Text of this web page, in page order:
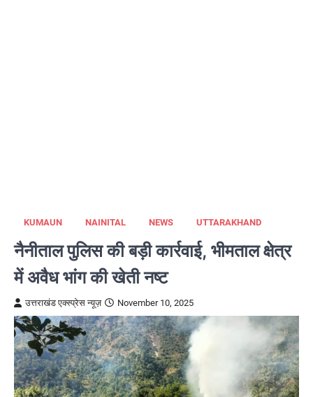
KUMAUN NAINITAL NEWS UTTARAKHAND
नैनीताल पुलिस की बड़ी कार्रवाई, भीमताल क्षेत्र
में अवैध भांग की खेती नष्ट
उत्तराखंड एक्स्प्रेस न्यूज़ November 10, 2025